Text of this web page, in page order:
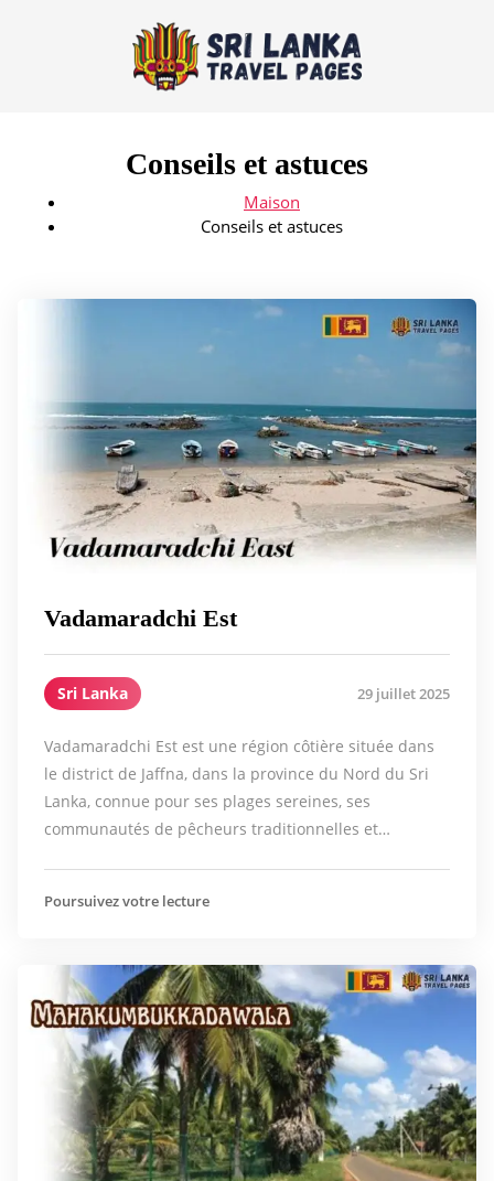
Conseils et astuces
Maison
Conseils et astuces
Vadamaradchi Est
Sri Lanka 29 juillet 2025
Vadamaradchi Est est une région côtière située dans
le district de Jaffna, dans la province du Nord du Sri
Lanka, connue pour ses plages sereines, ses
communautés de pêcheurs traditionnelles et…
Poursuivez votre lecture